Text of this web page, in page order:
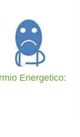
Energetico: